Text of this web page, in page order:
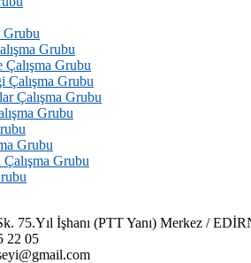
Grubu
Grubu
Grubu
Grubu
Çalışma Grubu
Grubu
Grubu
Grubu
75.Yıl İşhanı (PTT Yanı) Merkez /
22 05